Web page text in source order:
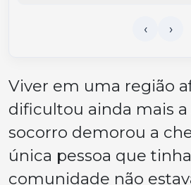
Viver em uma região
dificultou ainda mais a
socorro demorou a
única pessoa que
comunidade não